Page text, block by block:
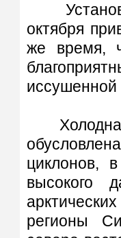
октября
же время,
иссушенной
циклонов,
высокого
регионы